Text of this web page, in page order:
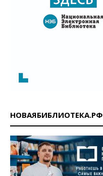
НОВАЯБИБЛИОТЕКА.РФ